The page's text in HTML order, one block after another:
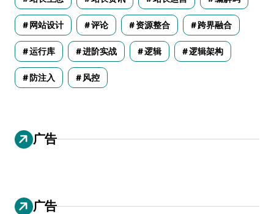
网站设计 评论 资源整合 跨界融合
运行库 进阶实战 逻辑 逻辑架构
防注入 风控
广告
广告